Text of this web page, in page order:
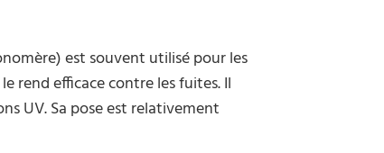
est souvent utilisé pour les
rend efficace contre les fuites. Il
UV. Sa pose est relativement